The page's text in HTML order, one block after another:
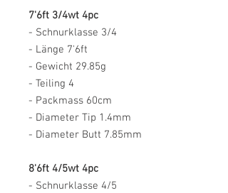
7'6ft 3/4wt 4pc
- Schnurklasse 3/4
- Länge 7'6ft
- Gewicht 29.85g
- Teiling 4
- Packmass 60cm
- Diameter Tip 1.4mm
- Diameter Butt 7.85mm
8'6ft 4/5wt 4pc
- Schnurklasse 4/5